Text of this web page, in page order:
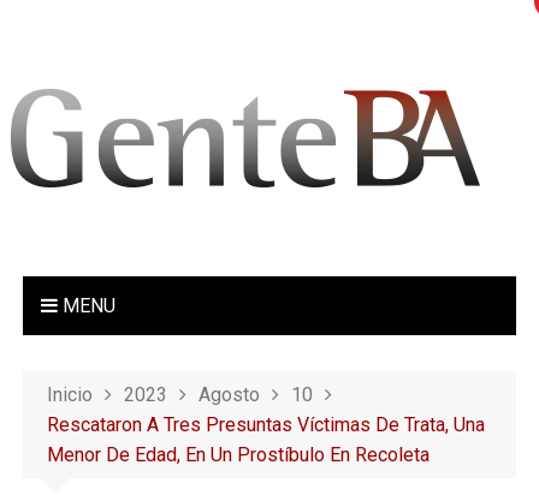
MENU
Inicio 2023 Agosto
10
Rescataron A Tres Presuntas Víctimas De Trata, Una
Menor De Edad, En Un Prostíbulo En Recoleta